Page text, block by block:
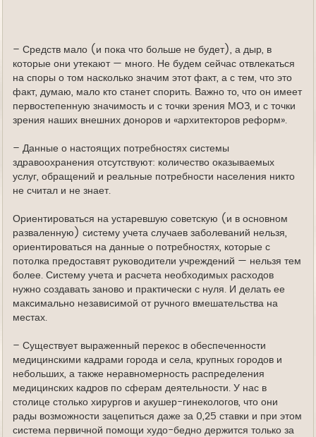
– Средств мало (и пока что больше не будет), а дыр, в
которые они утекают — много. Не будем сейчас отвлекаться
на споры о том насколько значим этот факт, а с тем, что это
факт, думаю, мало кто станет спорить. Важно то, что он имеет
первостепенную значимость и с точки зрения МОЗ, и с точки
зрения наших внешних доноров и «архитекторов реформ».
– Данные о настоящих потребностях системы
здравоохранения отсутствуют: количество оказываемых
услуг, обращений и реальные потребности населения никто
не считал и не знает.
Ориентироваться на устаревшую советскую (и в основном
разваленную) систему учета случаев заболеваний нельзя,
ориентироваться на данные о потребностях, которые с
потолка предоставят руководители учреждений — нельзя тем
более. Систему учета и расчета необходимых расходов
нужно создавать заново и практически с нуля. И делать ее
максимально независимой от ручного вмешательства на
местах.
– Существует выраженный перекос в обеспеченности
медицинскими кадрами города и села, крупных городов и
небольших, а также неравномерность распределения
медицинских кадров по сферам деятельности. У нас в
столице столько хирургов и акушер-гинекологов, что они
рады возможности зацепиться даже за 0,25 ставки и при этом
система первичной помощи худо-бедно держится только за